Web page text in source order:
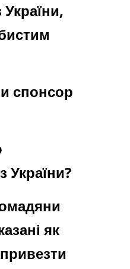
України,
спонсор
України?
як